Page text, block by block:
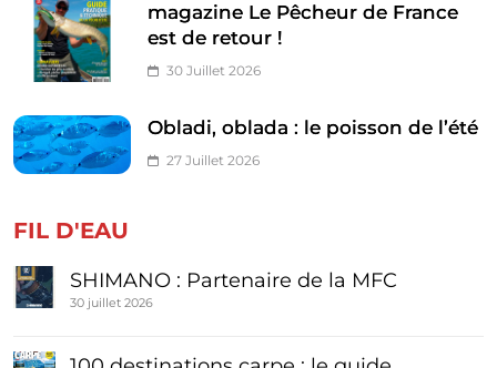
magazine Le Pêcheur de France
est de retour !
30 Juillet 2026
Obladi, oblada : le poisson de l’été
27 Juillet 2026
FIL D'EAU
SHIMANO : Partenaire de la MFC
30 juillet 2026